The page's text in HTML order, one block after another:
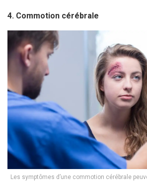
4. Commotion cérébrale
Les symptômes d’une commotion cérébrale